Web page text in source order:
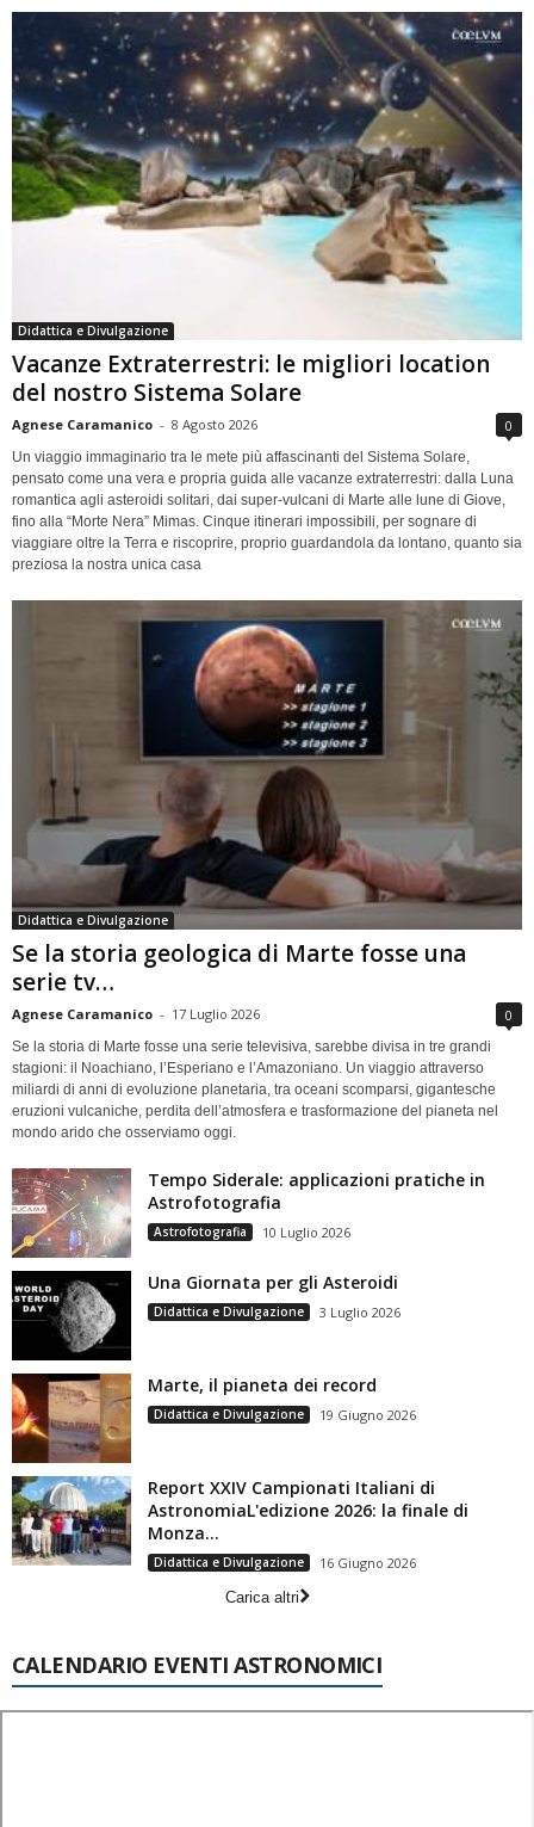
Didattica e Divulgazione
Vacanze Extraterrestri: le migliori location
del nostro Sistema Solare
Agnese Caramanico - 8 Agosto 2026 0
Un viaggio immaginario tra le mete più affascinanti del Sistema Solare,
pensato come una vera e propria guida alle vacanze extraterrestri: dalla Luna
romantica agli asteroidi solitari, dai super-vulcani di Marte alle lune di Giove,
fino alla “Morte Nera” Mimas. Cinque itinerari impossibili, per sognare di
viaggiare oltre la Terra e riscoprire, proprio guardandola da lontano, quanto sia
preziosa la nostra unica casa
Didattica e Divulgazione
Se la storia geologica di Marte fosse una
serie tv…
Agnese Caramanico - 17 Luglio 2026 0
Se la storia di Marte fosse una serie televisiva, sarebbe divisa in tre grandi
stagioni: il Noachiano, l’Esperiano e l’Amazoniano. Un viaggio attraverso
miliardi di anni di evoluzione planetaria, tra oceani scomparsi, gigantesche
eruzioni vulcaniche, perdita dell’atmosfera e trasformazione del pianeta nel
mondo arido che osserviamo oggi.
Tempo Siderale: applicazioni pratiche in
Astrofotografia
Astrofotografia 10 Luglio 2026
Una Giornata per gli Asteroidi
Didattica e Divulgazione 3 Luglio 2026
Marte, il pianeta dei record
Didattica e Divulgazione 19 Giugno 2026
Report XXIV Campionati Italiani di
AstronomiaL'edizione 2026: la finale di
Monza...
Didattica e Divulgazione
16 Giugno 2026
Carica altri
CALENDARIO EVENTI ASTRONOMICI